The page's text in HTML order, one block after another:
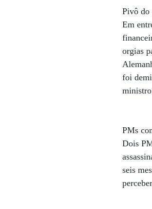
Pivô do
Em
orgias
foi
PMs
Dois
seis